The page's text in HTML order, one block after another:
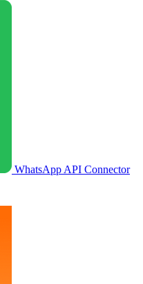
WhatsApp API Connector